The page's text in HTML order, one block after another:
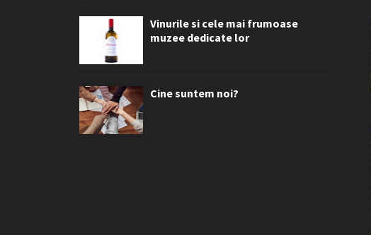
Vinurile si cele mai frumoase
muzee dedicate lor
Cine suntem noi?